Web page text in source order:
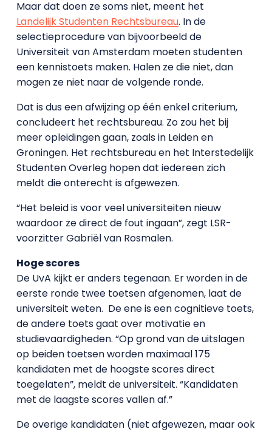
Maar dat doen ze soms niet, meent het
Landelijk Studenten Rechtsbureau. In de
selectieprocedure van bijvoorbeeld de
Universiteit van Amsterdam moeten studenten
een kennistoets maken. Halen ze die niet, dan
mogen ze niet naar de volgende ronde.
Dat is dus een afwijzing op één enkel criterium,
concludeert het rechtsbureau. Zo zou het bij
meer opleidingen gaan, zoals in Leiden en
Groningen. Het rechtsbureau en het Interstedelijk
Studenten Overleg hopen dat iedereen zich
meldt die onterecht is afgewezen.
“Het beleid is voor veel universiteiten nieuw
waardoor ze direct de fout ingaan”, zegt LSR-
voorzitter Gabriël van Rosmalen.
Hoge scores
De UvA kijkt er anders tegenaan. Er worden in de
eerste ronde twee toetsen afgenomen, laat de
universiteit weten. De ene is een cognitieve toets,
de andere toets gaat over motivatie en
studievaardigheden. “Op grond van de uitslagen
op beiden toetsen worden maximaal 175
kandidaten met de hoogste scores direct
toegelaten”, meldt de universiteit. “Kandidaten
met de laagste scores vallen af.”
De overige kandidaten (niet afgewezen, maar ook